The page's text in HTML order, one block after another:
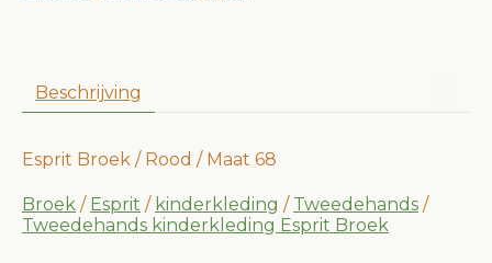
Beschrijving
Esprit Broek / Rood / Maat 68
Broek / Esprit / kinderkleding / Tweedehands /
Tweedehands kinderkleding Esprit Broek